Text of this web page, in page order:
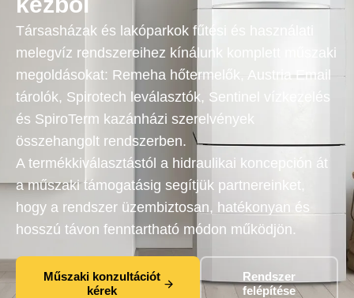
Társasházak és lakóparkok fűtési és használati
melegvíz rendszereihez kínálunk komplett műszaki
megoldásokat: Remeha hőtermelők, Austria Email
tárolók, Spirotech leválasztók, Sentinel vízkezelés
és SpiroTerm kazánházi szerelvények
összehangolt rendszerben.
A termékkiválasztástól a hidraulikai koncepción át
a műszaki támogatásig segítjük partnereinket,
hogy a rendszer üzembiztosan, hatékonyan és
hosszú távon fenntartható módon működjön.
Műszaki konzultációt
kérek
Rendszer
felépítése